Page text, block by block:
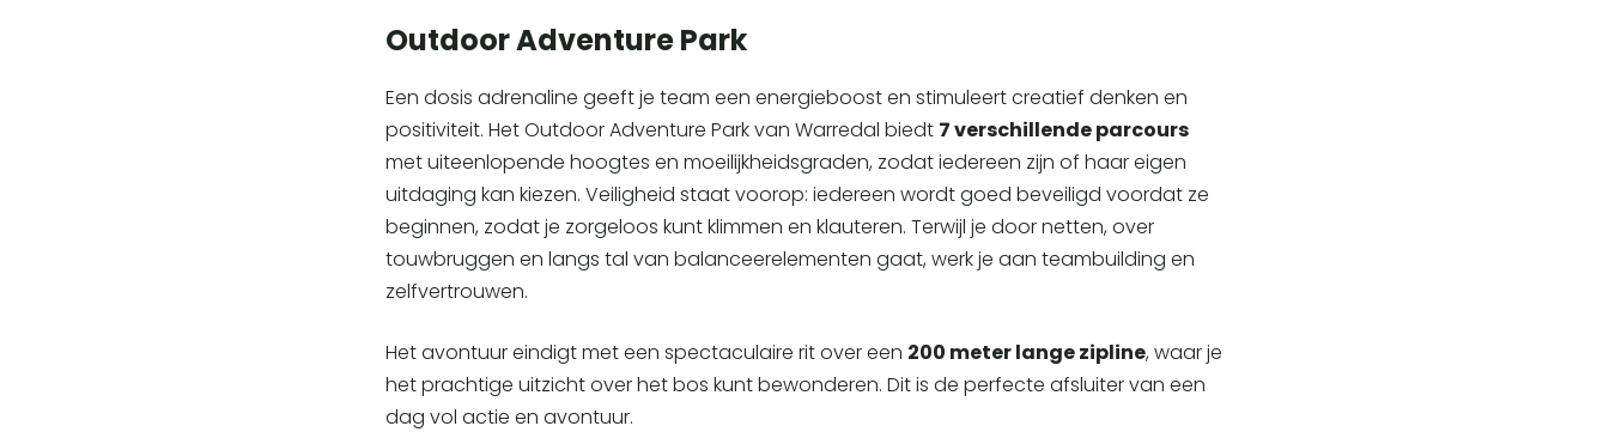
Outdoor Adventure Park
Een dosis adrenaline geeft je team een energieboost en stimuleert creatief denken en
positiviteit. Het Outdoor Adventure Park van Warredal biedt 7 verschillende parcours
met uiteenlopende hoogtes en moeilijkheidsgraden, zodat iedereen zijn of haar eigen
uitdaging kan kiezen. Veiligheid staat voorop: iedereen wordt goed beveiligd voordat ze
beginnen, zodat je zorgeloos kunt klimmen en klauteren. Terwijl je door netten, over
touwbruggen en langs tal van balanceerelementen gaat, werk je aan teambuilding en
zelfvertrouwen.
Het avontuur eindigt met een spectaculaire rit over een 200 meter lange zipline, waar je
het prachtige uitzicht over het bos kunt bewonderen. Dit is de perfecte afsluiter van een
dag vol actie en avontuur.